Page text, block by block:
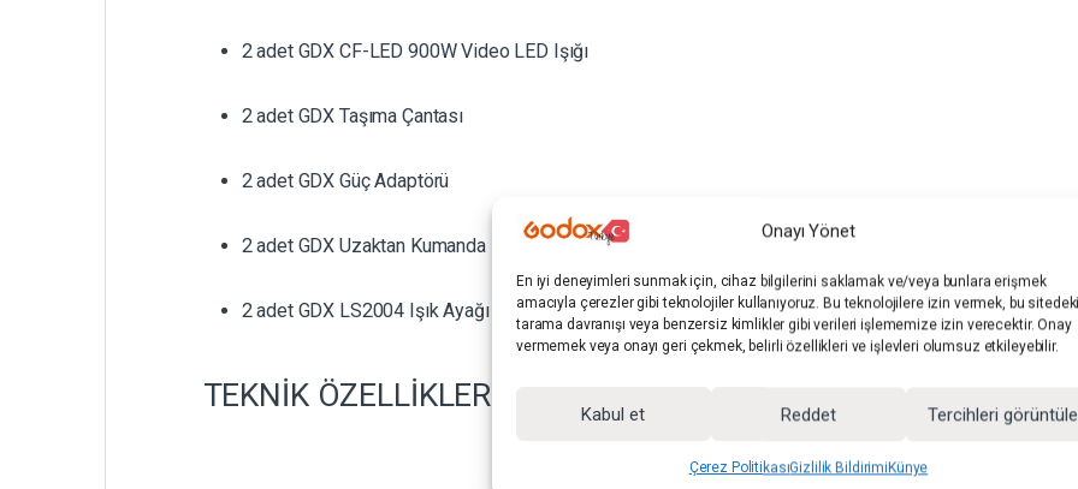
Onayı Yönet
En iyi deneyimleri sunmak için, cihaz bilgilerini saklamak ve/veya bunlara erişmek
amacıyla çerezler gibi teknolojiler kullanıyoruz. Bu teknolojilere izin vermek, bu
tarama davranışı veya benzersiz kimlikler gibi verileri işlememize izin verecektir. Onay
vermemek veya onayı geri çekmek, belirli özellikleri ve işlevleri olumsuz etkileyebilir.
Kabul et Reddet Tercihleri görüntüle
Çerez PolitikasıGizlilik BildirimiKünye
2 adet GDX CF-LED 900W Video LED Işığı
2 adet GDX Taşıma Çantası
2 adet GDX Güç Adaptörü
2 adet GDX Uzaktan Kumanda
2 adet GDX LS2004 Işık Ayağı 200 cm (Kalın)
TEKNİK ÖZELLİKLER